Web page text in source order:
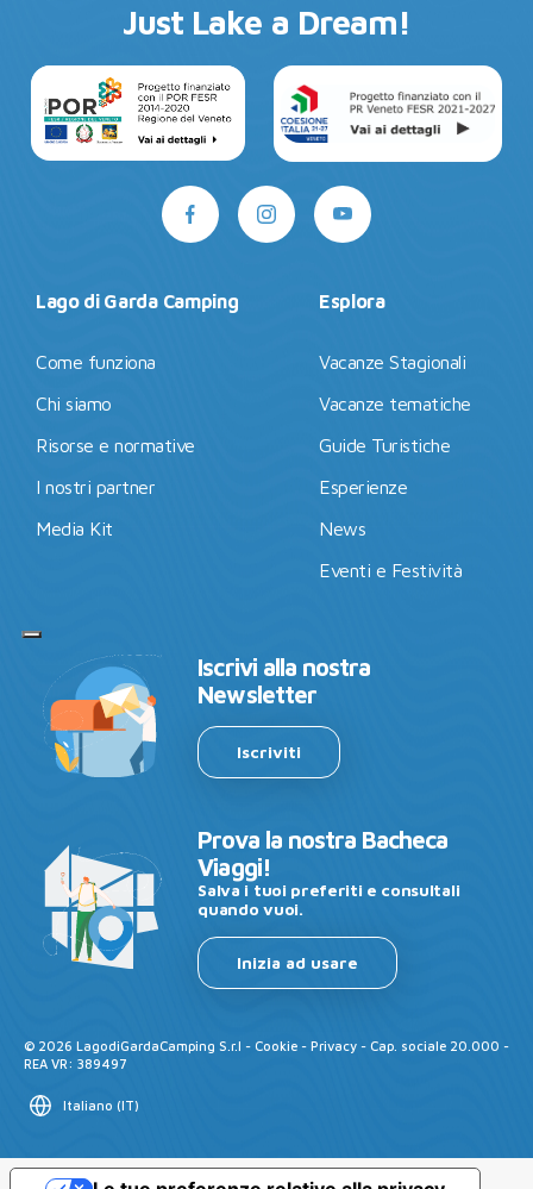
Just Lake a Dream!
Lago di Garda Camping
Come funziona
Chi siamo
Risorse e normative
I nostri partner
Media Kit
Esplora
Vacanze Stagionali
Vacanze tematiche
Guide Turistiche
Esperienze
News
Eventi e Festività
Iscrivi alla nostra
Newsletter
Iscriviti
Prova la nostra Bacheca
Viaggi!
Salva i tuoi preferiti e consultali
quando vuoi.
Inizia ad usare
© 2026 LagodiGardaCamping S.r.l - Cookie - Privacy - Cap. sociale 20.000 -
REA VR: 389497
Italiano (IT)